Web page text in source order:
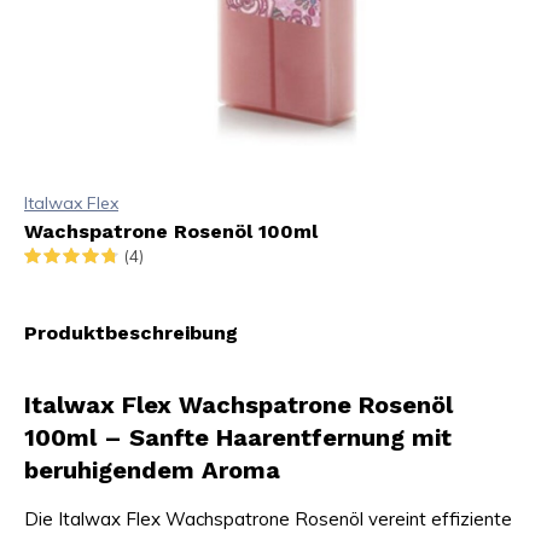
Italwax Flex
Wachspatrone Rosenöl 100ml
(4)
Produktbeschreibung
Italwax Flex Wachspatrone Rosenöl
100ml – Sanfte Haarentfernung mit
beruhigendem Aroma
Die Italwax Flex Wachspatrone Rosenöl vereint effiziente